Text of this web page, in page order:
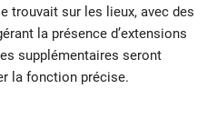
trouvait sur les lieux, avec des
la présence d’extensions
supplémentaires seront
la fonction précise.